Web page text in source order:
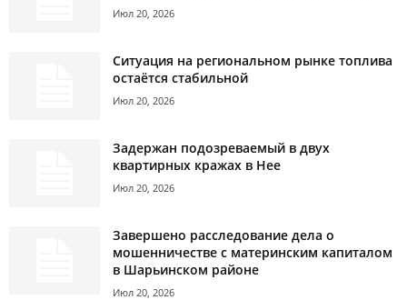
Июл 20, 2026
Ситуация на региональном рынке топлива
остаётся стабильной
Июл 20, 2026
Задержан подозреваемый в двух
квартирных кражах в Нее
Июл 20, 2026
Завершено расследование дела о
мошенничестве с материнским капиталом
в Шарьинском районе
Июл 20, 2026